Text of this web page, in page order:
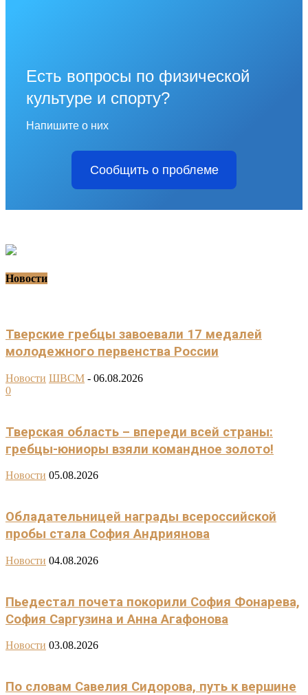
Есть вопросы по физической
культуре и спорту?
Напишите о них
Сообщить о проблеме
Новости
Тверские гребцы завоевали 17 медалей
молодежного первенства России
Новости ШВСМ - 06.08.2026
0
Тверская область – впереди всей страны:
гребцы-юниоры взяли командное золото!
Новости 05.08.2026
Обладательницей награды всероссийской
пробы стала София Андриянова
Новости 04.08.2026
Пьедестал почета покорили София Фонарева,
София Саргузина и Анна Агафонова
Новости 03.08.2026
По словам Савелия Сидорова, путь к вершине